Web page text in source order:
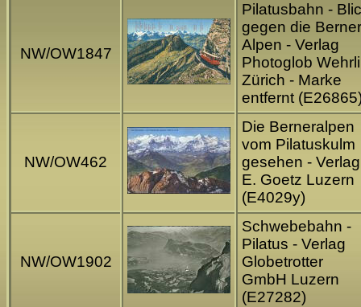
NW/OW1847
Pilatusbahn -
gegen die Berner
Alpen - Verlag
Photoglob Wehrli
Zürich - Marke
entfernt
NW/OW462
Die Berneralpen
vom Pilatuskulm
gesehen - Verlag
E. Goetz Luzern
(E4029y)
NW/OW1902
Schwebebahn -
Pilatus - Verlag
Globetrotter
GmbH Luzern
(E27282)